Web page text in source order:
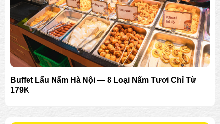
Buffet Lẩu Nấm Hà Nội — 8 Loại Nấm Tươi Chỉ Từ
179K